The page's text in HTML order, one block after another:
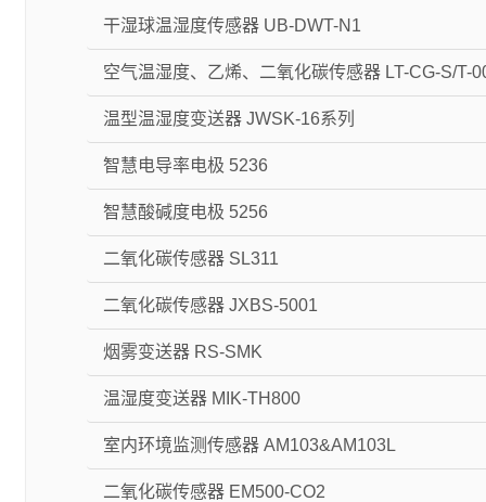
干湿球温湿度传感器 UB-DWT-N1
空气温湿度、乙烯、二氧化碳传感器 LT-CG-S/T-
温型温湿度变送器 JWSK-16系列
智慧电导率电极 5236
智慧酸碱度电极 5256
二氧化碳传感器 SL311
二氧化碳传感器 JXBS-5001
烟雾变送器 RS-SMK
温湿度变送器 MIK-TH800
室内环境监测传感器 AM103&AM103L
二氧化碳传感器 EM500-CO2